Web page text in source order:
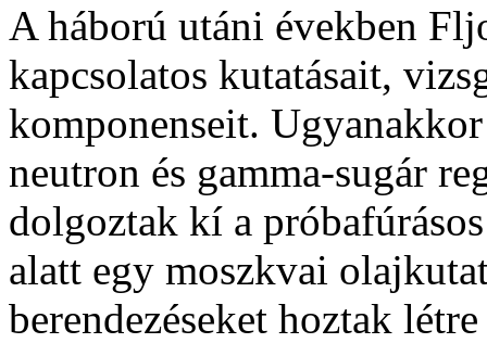
A háború utáni években
kapcsolatos kutatásait,
komponenseit.
neutron és gamma-sugár
dolgoztak kí a
alatt egy moszkvai
berendezéseket hoz­tak